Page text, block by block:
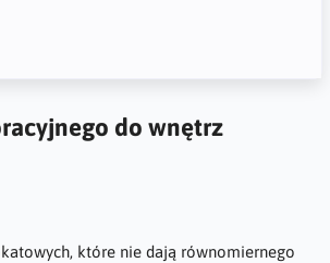
do wnętrz
które nie dają równomiernego